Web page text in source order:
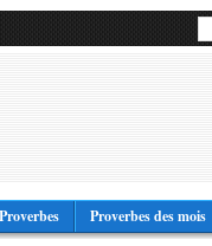
Proverbes Proverbes des mois